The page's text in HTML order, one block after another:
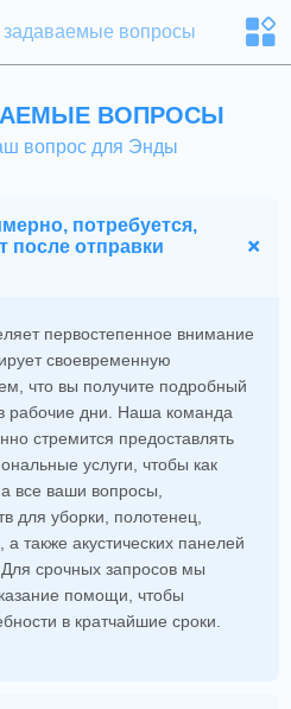
задаваемые вопросы
ВОПРОСЫ
вопрос для Энды
потребуется,
после отправки
первостепенное внимание
своевременную
что вы получите подробный
рабочие дни. Наша команда
стремится предоставлять
услуги, чтобы как
все ваши вопросы,
для уборки, полотенец,
а также акустических панелей
срочных запросов мы
помощи, чтобы
в кратчайшие сроки.